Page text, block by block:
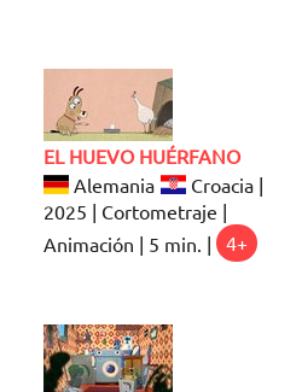
EL HUEVO HUÉRFANO
Alemania
Croacia |
2025 | Cortometraje |
Animación | 5 min. |
4+